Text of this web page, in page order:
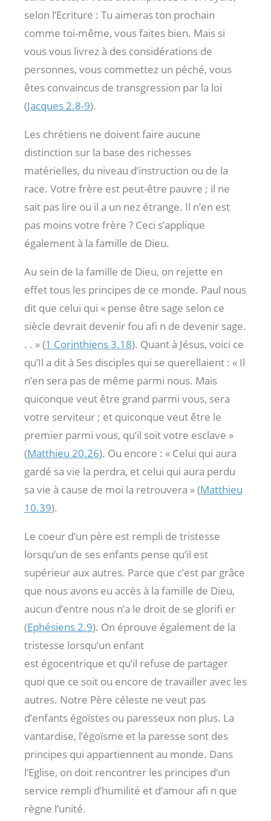
selon l’Ecriture : Tu aimeras ton prochain
comme toi-même, vous faites bien. Mais si
vous vous livrez à des considérations de
personnes, vous commettez un péché, vous
êtes convaincus de transgression par la loi
(Jacques 2.8-9).
Les chrétiens ne doivent faire aucune
distinction sur la base des richesses
matérielles, du niveau d’instruction ou de la
race. Votre frère est peut-être pauvre ; il ne
sait pas lire ou il a un nez étrange. Il n’en est
pas moins votre frère ? Ceci s’applique
également à la famille de Dieu.
Au sein de la famille de Dieu, on rejette en
effet tous les principes de ce monde. Paul nous
dit que celui qui « pense être sage selon ce
siècle devrait devenir fou afi n de devenir sage.
. . » (1 Corinthiens 3.18). Quant à Jésus, voici ce
qu’Il a dit à Ses disciples qui se querellaient : « Il
n’en sera pas de même parmi nous. Mais
quiconque veut être grand parmi vous, sera
votre serviteur ; et quiconque veut être le
premier parmi vous, qu’il soit votre esclave »
(Matthieu 20.26). Ou encore : « Celui qui aura
gardé sa vie la perdra, et celui qui aura perdu
sa vie à cause de moi la retrouvera » (Matthieu
10.39).
Le coeur d’un père est rempli de tristesse
lorsqu’un de ses enfants pense qu’il est
supérieur aux autres. Parce que c’est par grâce
que nous avons eu accès à la famille de Dieu,
aucun d’entre nous n’a le droit de se glorifi er
(Ephésiens 2.9). On éprouve également de la
tristesse lorsqu’un enfant
est égocentrique et qu’il refuse de partager
quoi que ce soit ou encore de travailler avec les
autres. Notre Père céleste ne veut pas
d’enfants égoïstes ou paresseux non plus. La
vantardise, l’égoïsme et la paresse sont des
principes qui appartiennent au monde. Dans
l’Eglise, on doit rencontrer les principes d’un
service rempli d’humilité et d’amour afi n que
règne l’unité.